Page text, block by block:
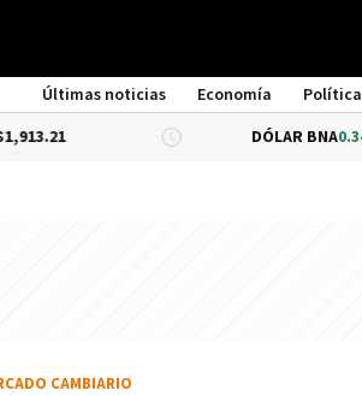
Últimas noticias Economía Política
DÓLAR BNA 0.34%$1,520.00
CAMBIARIO